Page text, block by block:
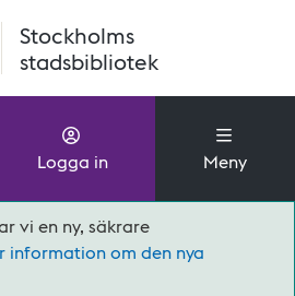
Stockholms
stadsbibliotek
Logga in Meny
vi en ny, säkrare
information om den nya